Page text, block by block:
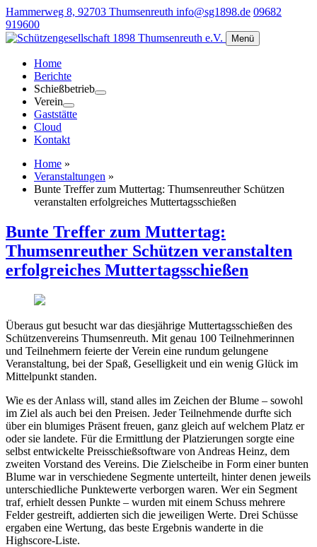
Hammerweg 8, 92703 Thumsenreuth info@sg1898.de 09682
919600
Menü
Home
Berichte
Schießbetrieb
Verein
Gaststätte
Cloud
Kontakt
Home »
Veranstaltungen »
Bunte Treffer zum Muttertag: Thumsenreuther Schützen
veranstalten erfolgreiches Muttertagsschießen
Bunte Treffer zum Muttertag:
Thumsenreuther Schützen veranstalten
erfolgreiches Muttertagsschießen
Überaus gut besucht war das diesjährige Muttertagsschießen des
Schützenvereins Thumsenreuth. Mit genau 100 Teilnehmerinnen
und Teilnehmern feierte der Verein eine rundum gelungene
Veranstaltung, bei der Spaß, Geselligkeit und ein wenig Glück im
Mittelpunkt standen.
Wie es der Anlass will, stand alles im Zeichen der Blume – sowohl
im Ziel als auch bei den Preisen. Jeder Teilnehmende durfte sich
über ein blumiges Präsent freuen, ganz gleich auf welchem Platz er
oder sie landete. Für die Ermittlung der Platzierungen sorgte eine
selbst entwickelte Preisschießsoftware von Andreas Heinz, dem
zweiten Vorstand des Vereins. Die Zielscheibe in Form einer bunten
Blume war in verschiedene Segmente unterteilt, hinter denen jeweils
unterschiedliche Punktewerte verborgen waren. Wer ein Segment
traf, erhielt dessen Punkte – wurden mit einem Schuss mehrere
Felder gestreift, addierten sich die jeweiligen Werte. Drei Schüsse
ergaben eine Wertung, das beste Ergebnis wanderte in die
Highscore-Liste.